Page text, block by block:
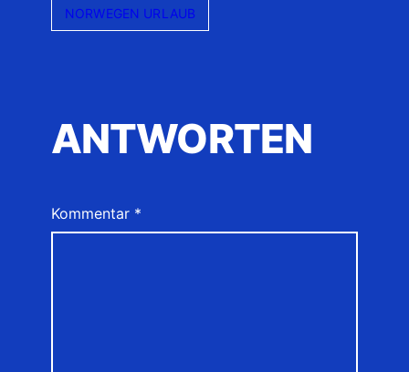
NORWEGEN URLAUB
ANTWORTEN
Kommentar *